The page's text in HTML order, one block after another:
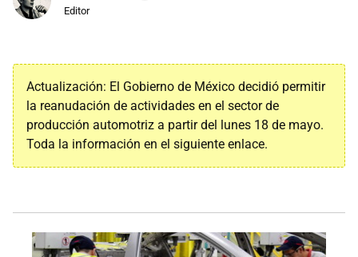
Editor
Actualización: El Gobierno de México decidió permitir
la reanudación de actividades en el sector de
producción automotriz a partir del lunes 18 de mayo.
Toda la información en el siguiente enlace.